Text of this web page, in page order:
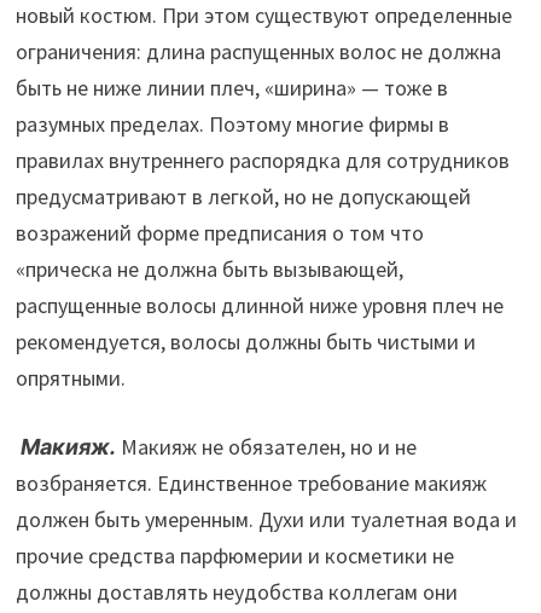
новый костюм. При этом существуют определенные
ограничения: длина распущенных волос не должна
быть не ниже линии плеч, «ширина» — тоже в
разумных пределах. Поэтому многие фирмы в
правилах внутреннего распорядка для сотрудников
предусматривают в легкой, но не допускающей
возражений форме предписания о том что
«прическа не должна быть вызывающей,
распущенные волосы длинной ниже уровня плеч не
рекомендуется, волосы должны быть чистыми и
опрятными.
Макияж. Макияж не обязателен, но и не
возбраняется. Единственное требование макияж
должен быть умеренным. Духи или туалетная вода и
прочие средства парфюмерии и косметики не
должны доставлять неудобства коллегам они